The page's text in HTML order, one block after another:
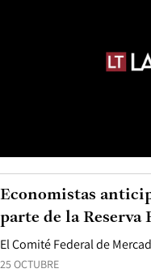
25 OCTUBRE
El Comité Federal de
Economistas
parte de la Reserva